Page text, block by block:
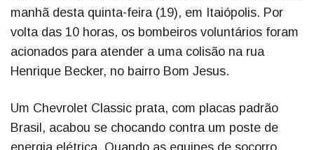
manhã desta quinta-feira (19), em Itaiópolis. Por
volta das 10 horas, os bombeiros voluntários foram
acionados para atender a uma colisão na rua
Henrique Becker, no bairro Bom Jesus.
Um Chevrolet Classic prata, com placas padrão
Brasil, acabou se chocando contra um poste de